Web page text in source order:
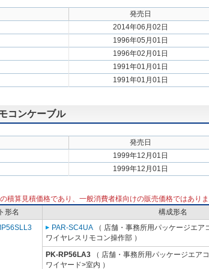
発売日
2014年06月02日
1996年05月01日
1996年02月01日
1991年01月01日
1991年01月01日
コンケーブル
発売日
1999年12月01日
1999年12月01日
積算見積価格であり、一般消費者様向けの販売価格ではありま
形名 構成形名
PAR-SC4UA （ 店舗・事務所用パッケージエア
ワイヤレスリモコン操作部 ）
PK-RP56LA3 （ 店舗・事務所用パッケージエア
ワイヤード>室内 ）